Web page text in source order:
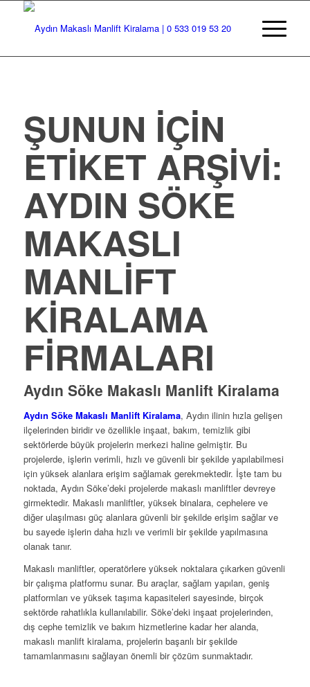
ŞUNUN IÇIN
ETIKET ARŞIVI:
AYDIN SÖKE
MAKASLI
MANLIFT
KIRALAMA
FIRMALARI
Aydın Söke Makaslı Manlift Kiralama
Aydın Söke Makaslı Manlift Kiralama, Aydın ilinin hızla gelişen
ilçelerinden biridir ve özellikle inşaat, bakım, temizlik gibi
sektörlerde büyük projelerin merkezi haline gelmiştir. Bu
projelerde, işlerin verimli, hızlı ve güvenli bir şekilde yapılabilmesi
için yüksek alanlara erişim sağlamak gerekmektedir. İşte tam bu
noktada, Aydın Söke’deki projelerde makaslı manliftler devreye
girmektedir. Makaslı manliftler, yüksek binalara, cephelere ve
diğer ulaşılması güç alanlara güvenli bir şekilde erişim sağlar ve
bu sayede işlerin daha hızlı ve verimli bir şekilde yapılmasına
olanak tanır.
Makaslı manliftler, operatörlere yüksek noktalara çıkarken güvenli
bir çalışma platformu sunar. Bu araçlar, sağlam yapıları, geniş
platformları ve yüksek taşıma kapasiteleri sayesinde, birçok
sektörde rahatlıkla kullanılabilir. Söke’deki inşaat projelerinden,
dış cephe temizlik ve bakım hizmetlerine kadar her alanda,
makaslı manlift kiralama, projelerin başarılı bir şekilde
tamamlanmasını sağlayan önemli bir çözüm sunmaktadır.